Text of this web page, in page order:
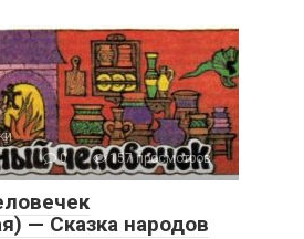
0
157 просмотров
— Сказка народов